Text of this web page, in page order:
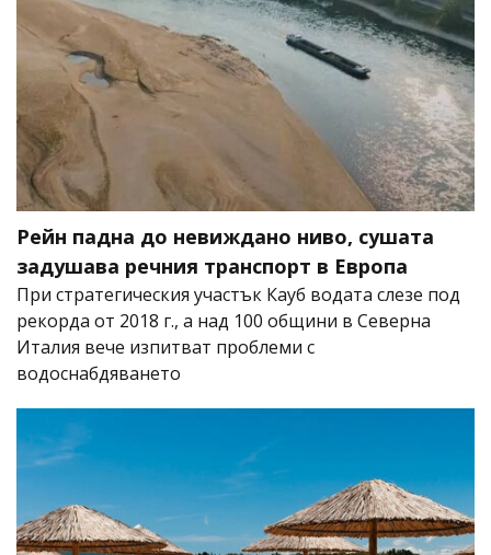
Рейн падна до невиждано ниво, сушата
задушава речния транспорт в Европа
При стратегическия участък Кауб водата слезе под
рекорда от 2018 г., а над 100 общини в Северна
Италия вече изпитват проблеми с
водоснабдяването